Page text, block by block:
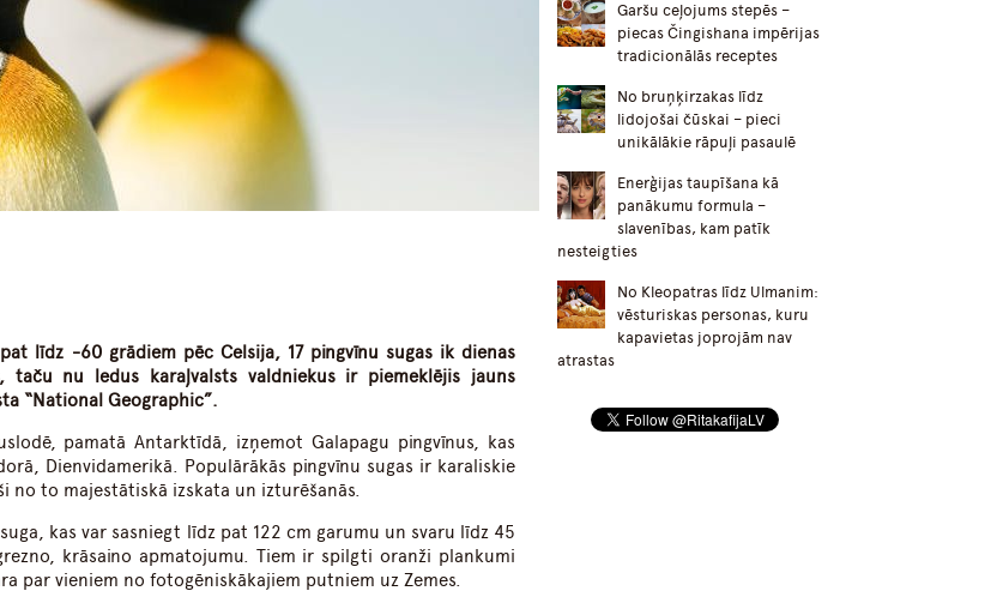
līdz -60grādiem pēc Celsija, 17 pingvīnu sugas ik dienas
taču nu ledus karaļvalsts valdniekus ir piemeklējis jauns
“National Geographic”.
pamatā Antarktīdā, izņemot Galapagu pingvīnus, kas
Dienvidamerikā. Populārākās pingvīnu sugas ir karaliskie
no to majestātiskā izskata un izturēšanās.
kas var sasniegt līdz pat 122 cm garumu un svaru līdz 45
krāsaino apmatojumu. Tiem ir spilgti oranži plankumi
par vieniem no fotogēniskākajiem putniem uz Zemes.
Garšu ceļojums stepēs –
piecas Čingishana impērijas
tradicionālās receptes
No bruņķirzakas līdz
lidojošai čūskai – pieci
unikālākie rāpuļi pasaulē
Enerģijas taupīšana kā
panākumu formula –
slavenības, kam patīk
nesteigties
No Kleopatras līdz Ulmanim:
vēsturiskas personas, kuru
kapavietas joprojām nav
atrastas